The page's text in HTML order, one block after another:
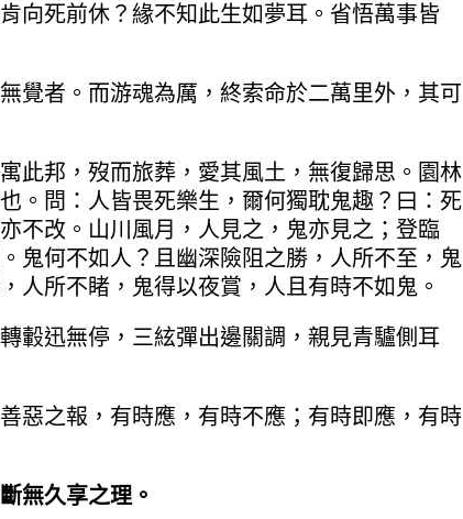
向死前休？緣不知此生如夢耳。省悟萬事皆
覺者。而游魂為厲，終索命於二萬里外，其可
此邦，歿而旅葬，愛其風土，無復歸思。園林
。問：人皆畏死樂生，爾何獨耽鬼趣？曰：死
不改。山川風月，人見之，鬼亦見之；登臨
鬼何不如人？且幽深險阻之勝，人所不至，鬼
人所不睹，鬼得以夜賞，人且有時不如鬼。
轂迅無停，三絃彈出邊關調，親見青驢側耳
惡之報，有時應，有時不應；有時即應，有時
無久享之理。